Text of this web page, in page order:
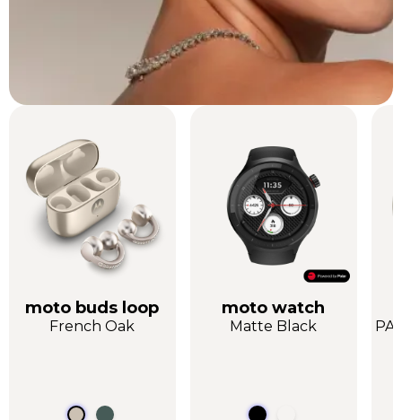
moto buds loop
French Oak
moto watch
Matte Black